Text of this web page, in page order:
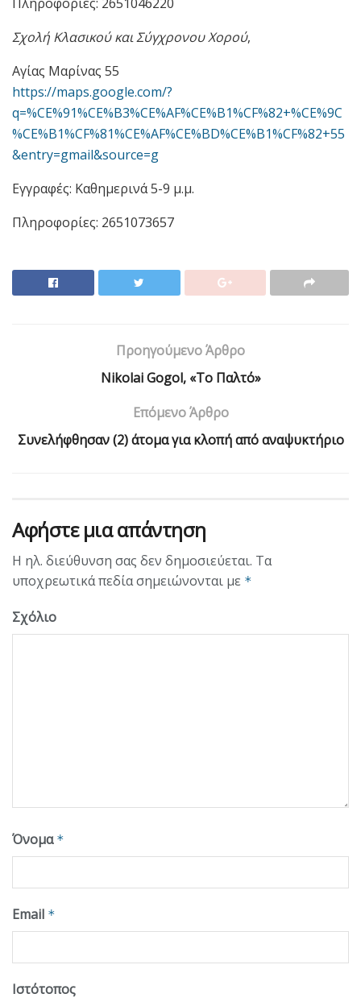
Σχολή Κλασικού και Σύγχρονου Χορού,
Αγίας Μαρίνας 55
https://maps.google.com/?
q=%CE%91%CE%B3%CE%AF%CE%B1%CF%82+%CE%9C
%CE%B1%CF%81%CE%AF%CE%BD%CE%B1%CF%82+55
&entry=gmail&source=g
Εγγραφές: Καθημερινά 5-9 μ.μ.
Πληροφορίες: 2651073657
Προηγούμενο Άρθρο
Nikolai Gogol, «Το Παλτό»
Επόμενο Άρθρο
Συνελήφθησαν (2) άτομα για κλοπή από αναψυκτήριο
Αφήστε μια απάντηση
Η ηλ. διεύθυνση σας δεν δημοσιεύεται. Τα
υποχρεωτικά πεδία σημειώνονται με *
Σχόλιο
Όνομα *
Email *
Ιστότοπος